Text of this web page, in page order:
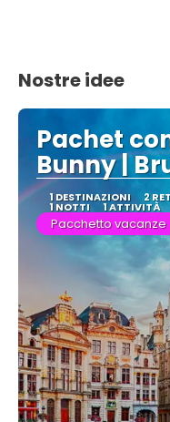
Nostre idee
Pachet
Bunny |
1 DESTINAZIONI 2
1 NOTTI 1 ATTIVITÀ
Pacchetto vacanze